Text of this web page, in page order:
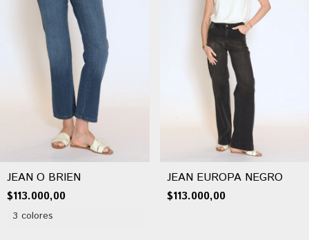
JEAN O BRIEN
$113.000,00
3 colores
JEAN EUROPA NEGRO
$113.000,00